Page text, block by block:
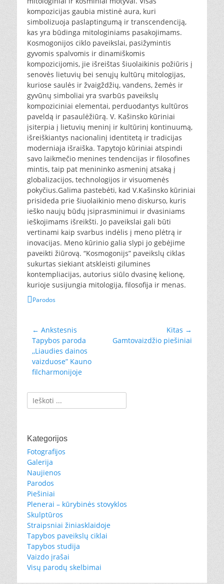
kompozicijas gaubia mistinė aura, kuri
simbolizuoja paslaptingumą ir transcendenciją,
kas yra būdinga mitologiniams pasakojimams.
Kosmogonijos ciklo paveikslai, pasižymintis
gyvomis spalvomis ir dinamiškomis
kompozicijomis, jie išreištas šiuolaikinis požiūris į
senovės lietuvių bei senųjų kultūrų mitologijas,
kuriose saulės ir žvaigždžių, vandens, žemės ir
gyvūnų simboliai yra svarbūs paveikslų
kompoziciniai elementai, perduodantys kultūros
paveldą ir pasaulėžiūrą. V. Kašinsko kūriniai
įsiterpia į lietuvių meninį ir kultūrinį kontinuumą,
išreiškiantys nacionalinį identitetą ir tradicijas
moderniaja išraiška. Tapytojo kūriniai atspindi
savo laikmečio menines tendencijas ir filosofines
mintis, taip pat menininko asmeninį atsaką į
globalizacijos, technologijos ir visuomenės
pokyčius.Galima pastebėti, kad V.Kašinsko kūriniai
prisideda prie šiuolaikinio meno diskurso, kuris
ieško naujų būdų įsiprasminimui ir dvasiniams
ieškojimams išreikšti. Jo paveikslai gali būti
vertinami kaip svarbus indėlis į meno plėtrą ir
inovacijas. Meno kūrinio galia slypi jo gebėjime
paveikti žiūrovą. “Kosmogonijs” paveikslų ciklas
sukurtas siekiant atskleisti gilumines
kontempliacijas, autorius siūlo dvasinę kelionę,
kurioje susijungia mitologija, filosofija ir menas.
Kategorijos
Parodos
Navigacija
tarp
įrašų
← Ankstesnis
Ankstesnis
įrašas:
Tapybos paroda
,,Liaudies dainos
vaizduose” Kauno
filcharmonijoje
Kitas →
Kitas
Gamtovaizdžio piešiniai
Ieškoti:
Kategorijos
Fotografijos
Galerija
Naujienos
Parodos
Piešiniai
Plenerai – kūrybinės stovyklos
Skulptūros
Straipsniai žiniasklaidoje
Tapybos paveikslų ciklai
Tapybos studija
Vaizdo įrašai
Visų parodų skelbimai